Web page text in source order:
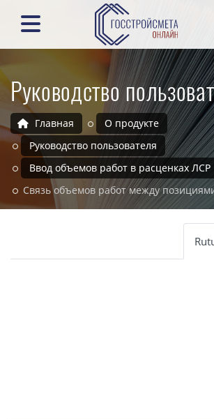
Руководство
Главная
О продукте
Руководство пользователя
Ввод объемов работ в расценках ЛСР
Связь объемов работ между